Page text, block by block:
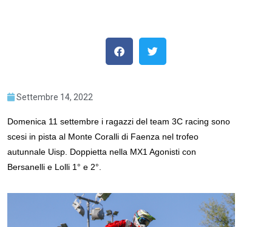
Settembre 14, 2022
Domenica 11 settembre i ragazzi del team 3C racing sono
scesi in pista al Monte Coralli di Faenza nel trofeo
autunnale Uisp. Doppietta nella MX1 Agonisti con
Bersanelli e Lolli 1° e 2°.